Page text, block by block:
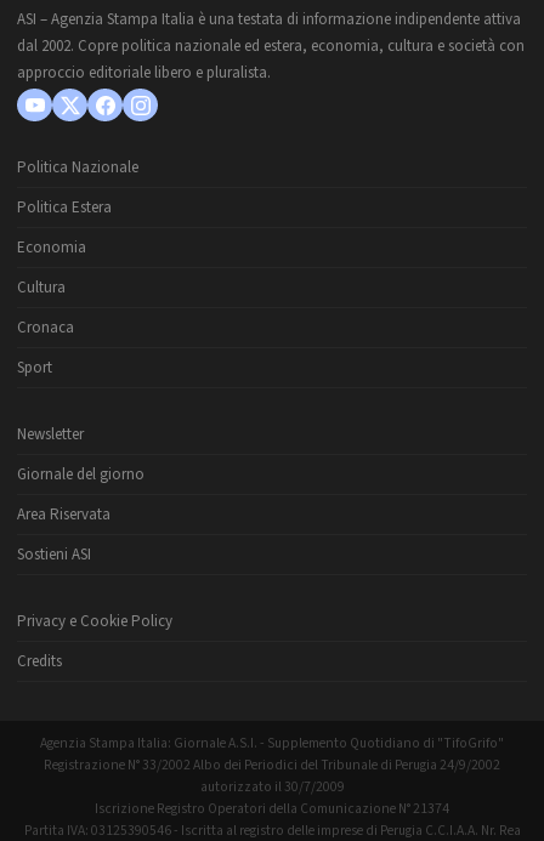
ASI – Agenzia Stampa Italia è una testata di informazione indipendente attiva
dal 2002. Copre politica nazionale ed estera, economia, cultura e società con
approccio editoriale libero e pluralista.
Politica Nazionale
Politica Estera
Economia
Cultura
Cronaca
Sport
Newsletter
Giornale del giorno
Area Riservata
Sostieni ASI
Privacy e Cookie Policy
Credits
Agenzia Stampa Italia: Giornale A.S.I. - Supplemento Quotidiano di "TifoGrifo"
Registrazione N° 33/2002 Albo dei Periodici del Tribunale di Perugia 24/9/2002
autorizzato il 30/7/2009
Iscrizione Registro Operatori della Comunicazione N° 21374
Partita IVA: 03125390546 - Iscritta al registro delle imprese di Perugia C.C.I.A.A. Nr. Rea